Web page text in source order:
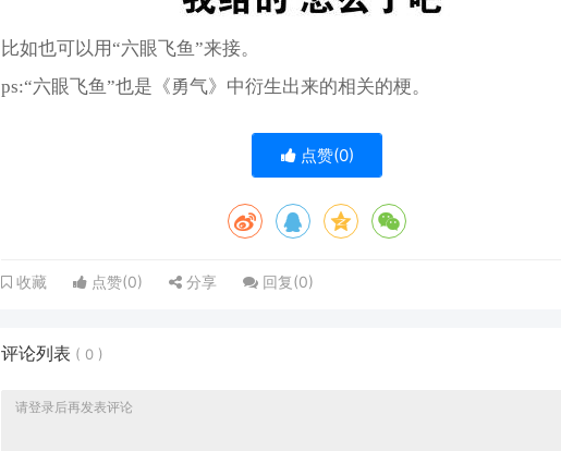
比如也可以用“六眼飞鱼”来接。
ps:“六眼飞鱼”也是《勇气》中衍生出来的相关的梗。
点赞(0)
收藏 点赞(0) 分享 回复(0)
评论列表 ( 0 )